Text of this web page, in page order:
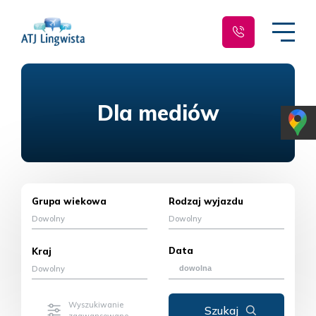
Dla mediów
Grupa wiekowa
Dowolny
Rodzaj wyjazdu
Dowolny
Kraj
Dowolny
Data